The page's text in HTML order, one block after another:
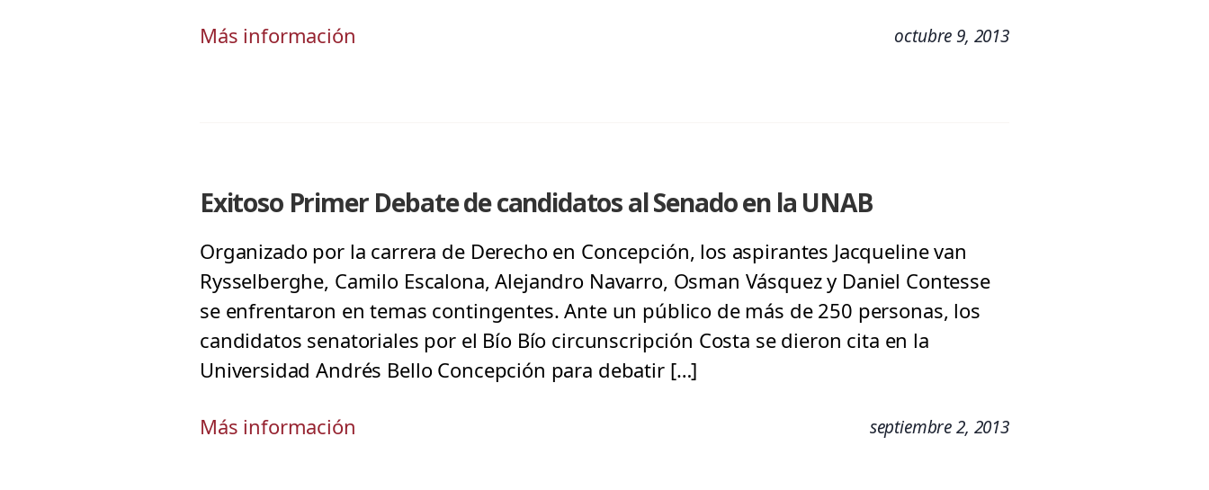
Más información octubre 9, 2013
Exitoso Primer Debate de candidatos al Senado en la UNAB
Organizado por la carrera de Derecho en Concepción, los aspirantes Jacqueline van
Rysselberghe, Camilo Escalona, Alejandro Navarro, Osman Vásquez y Daniel Contesse
se enfrentaron en temas contingentes. Ante un público de más de 250 personas, los
candidatos senatoriales por el Bío Bío circunscripción Costa se dieron cita en la
Universidad Andrés Bello Concepción para debatir […]
Más información septiembre 2, 2013